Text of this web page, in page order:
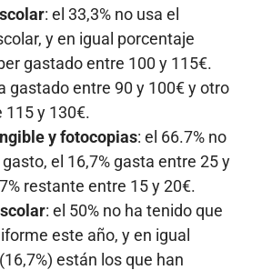
: el 33,3% no usa el
y en igual porcentaje
gastado entre 100 y 115€.
gastado entre 90 y 100€ y otro
115 y 130€.
y fotocopias: el 66.7% no
el 16,7% gasta entre 25 y
restante entre 15 y 20€.
: el 50% no ha tenido que
este año, y en igual
están los que han